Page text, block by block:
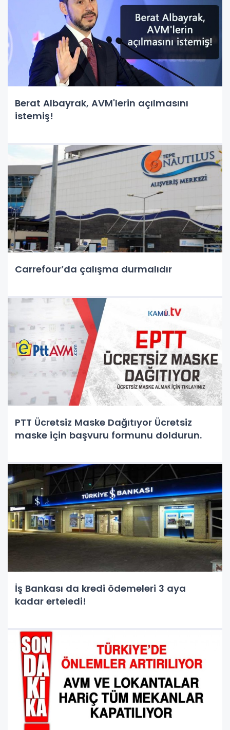
Berat Albayrak, AVM'lerin açılmasını
istemiş!
Carrefour’da çalışma durmalıdır
PTT Ücretsiz Maske Dağıtıyor Ücretsiz
maske için başvuru formunu doldurun.
İş Bankası da kredi ödemeleri 3 aya
kadar erteledi!